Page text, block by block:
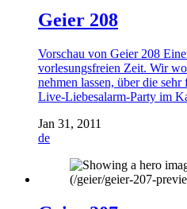
Geier 208
Vorschau von Geier 208
vorlesungsfreien Zeit. Wir
nehmen lassen, über die
Live-Liebesalarm-Party im
Jan 31, 2011
de